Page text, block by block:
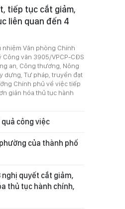
tiếp tục cắt giảm,
liên quan đến 4
nhiệm Văn phòng Chính
văn 3905/VPCP-CĐS
an, Công thương, Nông
dựng, Tư pháp, truyền đạt
Chính phủ về việc tiếp
giản hóa thủ tục hành
công việc
của thành phố
nghị quyết cắt giảm,
thủ tục hành chính,